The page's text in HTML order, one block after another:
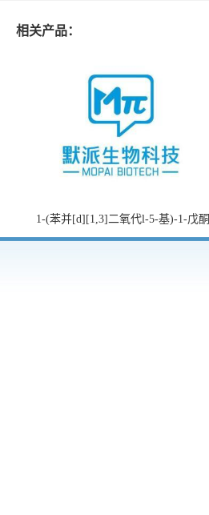
相关产品：
1-(苯并[d][1,3]二氧代l-5-基)-1-戊酮